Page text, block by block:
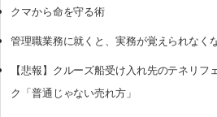
クマから命を守る術
管理職業務に就くと、実務が覚えられなく
【悲報】クルーズ船受け入れ先のテネリフ
ク「普通じゃない売れ方」